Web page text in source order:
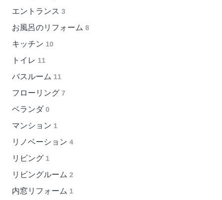
エントランス 3
お風呂のリフォーム 8
キッチン 10
トイレ 11
バスルーム 11
フローリング 7
ベランダ 0
マンション 1
リノベーション 4
リビング 1
リビングルーム 2
内窓リフォーム 1